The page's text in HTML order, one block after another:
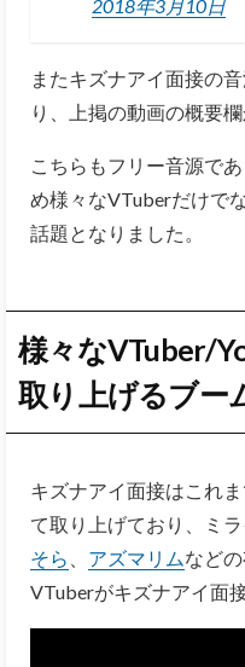
2018年3月10日
またキズナアイ面接の
り、上掲の動画の概要
こちらもフリー音源であ
め様々なVTuberだけで
話題となりました。
様々なVTuber/
取り上げるブー
キズナアイ面接はこれ
て取り上げており、ミ
そら
アズマリムなど
VTuberがキズナアイ面